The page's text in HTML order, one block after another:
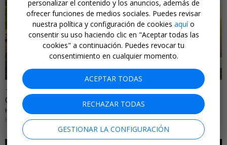
←
-25%
Oasis de relax frente a lago en el Prepirineo catalán
HOTEL TERRADETS • CATALUÑA
HASTA EL 31 DE AGOSTO DE 2026
personalizar el contenido y los anuncios, además de
ofrecer funciones de medios sociales. Puedes revisar
nuestra política y configuración de cookies aquío
consentir su uso haciendo clic en "Aceptar todas las
cookies" a continuación. Puedes revocar tu
consentimiento en cualquier momento.
ACEPTAR TODAS
RECHAZAR TODAS
GESTIONAR LA CONFIGURACIÓN